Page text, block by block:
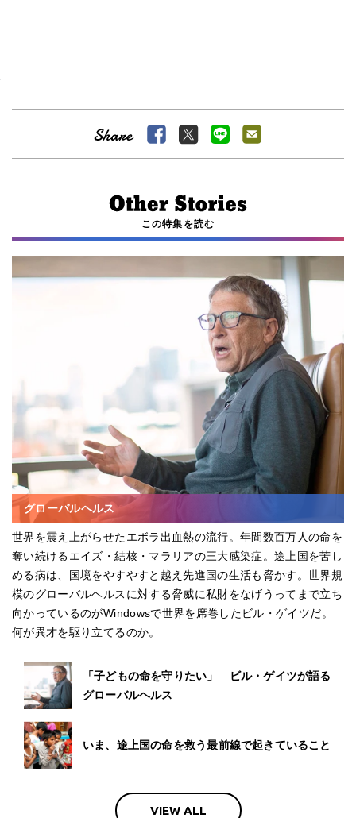
この特集を読む
グローバルヘルス
世界を震え上がらせたエボラ出血熱の流行。年間数百万人の命を
奪い続けるエイズ・結核・マラリアの三大感染症。途上国を苦し
める病は、国境をやすやすと越え先進国の生活も脅かす。世界規
模のグローバルヘルスに対する脅威に私財をなげうってまで立ち
向かっているのがWindowsで世界を席巻したビル・ゲイツだ。
何が異才を駆り立てるのか。
「子どもの命を守りたい」 ビル・ゲイツが語る
グローバルヘルス
いま、途上国の命を救う最前線で起きていること
VIEW ALL